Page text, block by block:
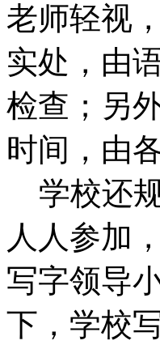
老师轻视
实处，由
检查；另
时间，由
学校还
人人参加
写字领导
下，学校